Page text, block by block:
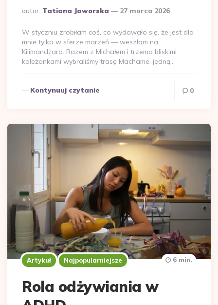
Dodane
autor: Tatiana Jaworska 27 marca 2026
W styczniu zrobiłam coś, co wydawało się, że jest dla
mnie tylko w sferze marzeń — weszłam na
Kilimandżaro. Razem z Michałem i trzema bliskimi
koleżankami wybraliśmy trasę Machame, jedną…
Kontynuuj czytanie 0
Artykuł Najpopularniejsze
Rola odżywiania w
6 min.